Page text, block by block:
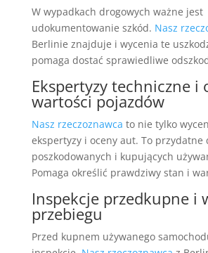
W wypadkach drogowych ważne jest
udokumentowanie szkód. Nasz
Berlinie znajduje i wycenia te
pomaga dostać sprawiedliwe
Ekspertyzy techniczne i
wartości pojazdów
Nasz rzeczoznawca to nie tylko
ekspertyzy i oceny aut. To przydatne
poszkodowanych i kupujących
Pomaga określić prawdziwy stan i
Inspekcje przedkupne i
przebiegu
Przed kupnem używanego